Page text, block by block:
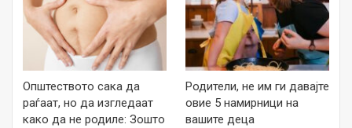
Општеството сака да
раѓаат, но да изгледаат
како да не родиле: Зошто
Родители, не им ги давајте
овие 5 намирници на
вашите деца